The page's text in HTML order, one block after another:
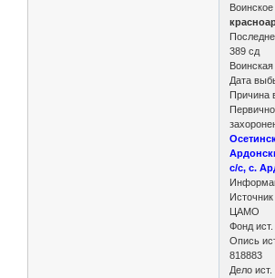
Воинское
389 сд
Дата
Причина
с/с, с.
ЦАМО
Фонд
Опись
818883
Дело